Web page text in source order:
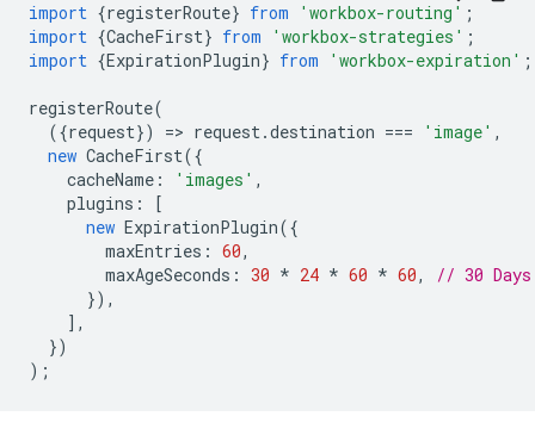
import {registerRoute} from 'workbox-routing' ;
import {CacheFirst} from 'workbox-strategies' ;
import {ExpirationPlugin} from 'workbox-expiration' ;
registerRoute(
({request}) => request.destination === 'image' ,
new CacheFirst({
cacheName : 'images' ,
plugins :
[
new ExpirationPlugin({
maxEntries : 60,
maxAgeSeconds : 30 * 24 * 60 * 60,
// 30 Days
}),
],
})
);